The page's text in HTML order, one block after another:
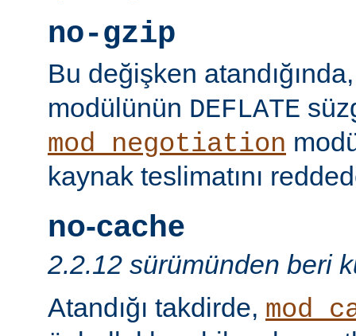
no-gzip
Bu değişken
modülünün DEFLATE
mod_negotiation
kaynak teslimatını
no-cache
2.2.12 sürümünden beri
Atandığı takdirde,